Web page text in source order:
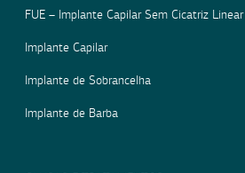
FUE – Implante Capilar Sem Cicatriz Linear
Implante Capilar
Implante de Sobrancelha
Implante de Barba